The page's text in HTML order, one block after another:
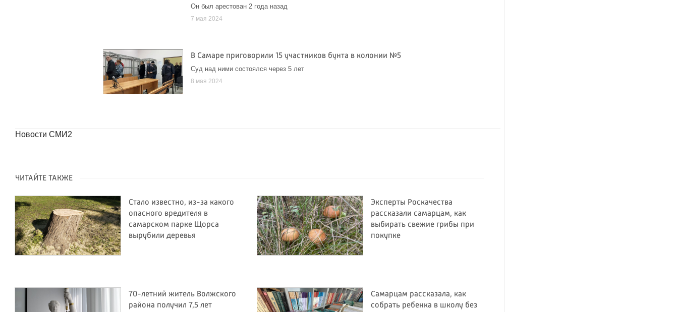
Он был арестован 2 года назад
7 мая 2024
В Самаре приговорили 15 участников бунта в колонии №5
Суд над ними состоялся через 5 лет
8 мая 2024
Новости СМИ2
ЧИТАЙТЕ ТАКЖЕ
Стало известно, из-за какого
опасного вредителя в
самарском парке Щорса
вырубили деревья
Эксперты Роскачества
рассказали самарцам, как
выбирать свежие грибы при
покупке
70-летний житель Волжского
района получил 7,5 лет
Самарцам рассказала, как
собрать ребенка в школу без